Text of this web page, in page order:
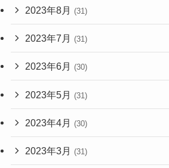
2023年8月 (31)
2023年7月 (31)
2023年6月 (30)
2023年5月 (31)
2023年4月 (30)
2023年3月 (31)